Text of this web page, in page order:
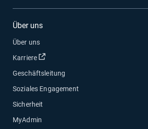
Über uns
Über uns
Karriere
In neuem Fenster öffnen
Geschäftsleitung
Soziales Engagement
Sicherheit
MyAdmin